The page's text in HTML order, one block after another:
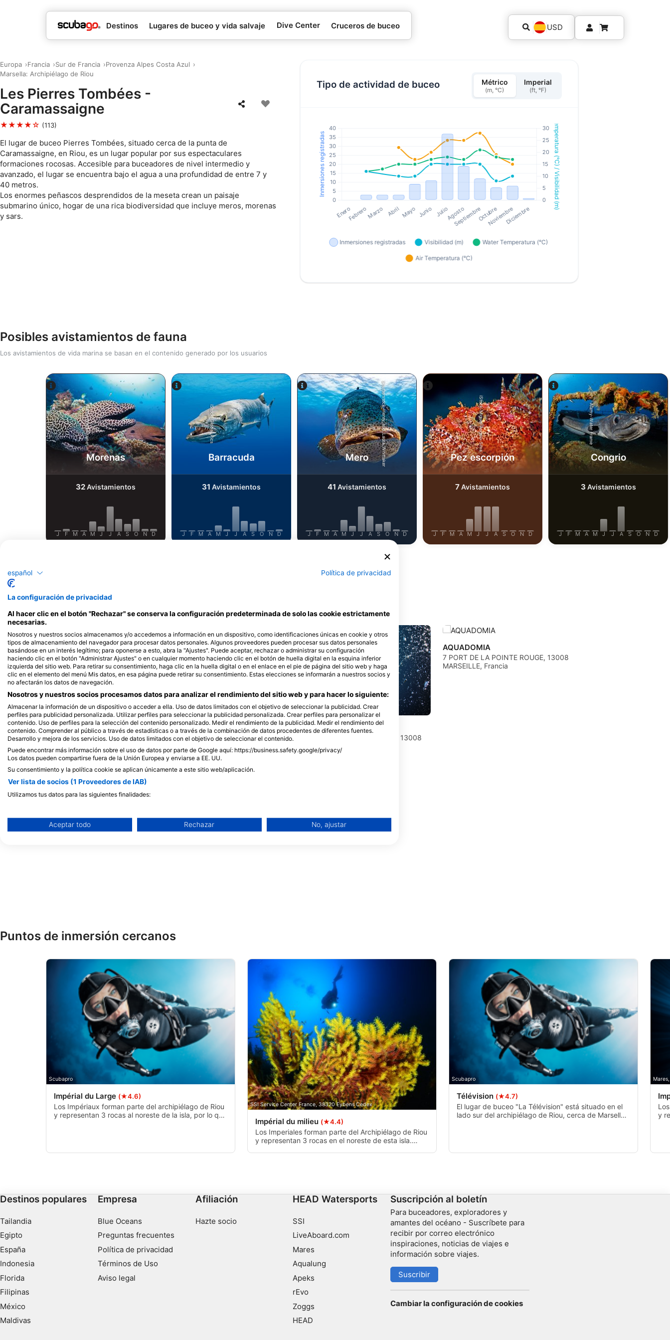
Destinos Lugares de buceo y vida salvaje Dive Center Cruceros de buceo USD
Europa Francia Sur de Francia
Provenza Alpes Costa Azul
Marsella: Archipiélago de Riou
Les Pierres Tombées -
Caramassaigne
★★★★☆ (113)
El lugar de buceo Pierres Tombées, situado cerca de la punta de
Caramassaigne, en Riou, es un lugar popular por sus espectaculares
formaciones rocosas. Accesible para buceadores de nivel intermedio y
avanzado, el lugar se encuentra bajo el agua a una profundidad de entre 7 y
40 metros.
Los enormes peñascos desprendidos de la meseta crean un paisaje
submarino único, hogar de una rica biodiversidad que incluye meros, morenas
y sars.
Tipo de actividad de buceo Métrico
(m, °C)
Imperial
(ft, °F)
Posibles avistamientos de fauna
Los avistamientos de vida marina se basan en el contenido generado por los usuarios
Alamy-WaterFrame
Morenas
32Avistamientos
J F M A M J J A S O N D
iStock-Global_Pics
Barracuda
31 Avistamientos
J F M A M J J A S O N D
Shutterstock-Henry_and_Laura_Whittaker
Mero
41 Avistamientos
J F M A M J J A S O N D
iStock-Miguel-Angelo-Silva.
Pez escorpión
7Avistamientos
J F M A M J J A S O N D
Alamy-Water Frame
Congrio
3 Avistamientos
J F M A M J J A S O N D
Dive Centers que ofrecen servicios en este lugar de buceo
ATELIER DE LA MER
Port de la Pointe Rouge, 13008
MARSEILLE, Francia
CIP Marseille
Port de la Pointe Rouge, 13008
MARSEILLE, Francia
PLONGEE TEK MARSEILLE
Atmos, Port de la Pointe Rouge, 13008
MARSEILLE, Francia
AQUADOMIA
7 PORT DE LA POINTE ROUGE, 13008
MARSEILLE, Francia
UCPA Cap Croisette
Puntos de inmersión cercanos
Scubapro
Impérial du Large (★4.6)
Los Impériaux forman parte del archipiélago de Riou
y representan 3 rocas al noreste de la isla, por lo que
SSI Service Center France, 38320 Eybens Cedex
Impérial du milieu (★4.4)
Los Imperiales forman parte del Archipiélago de Riou
y representan 3 rocas en el noreste de esta isla.
Scubapro
Télévision (★4.7)
El lugar de buceo "La Télévision" está situado en el
lado sur del archipiélago de Riou, cerca de Marsella.
y
Destinos populares
Tailandia
Egipto
España
Indonesia
Florida
Filipinas
México
Maldivas
Empresa
Blue Oceans
Preguntas frecuentes
Política de privacidad
Términos de Uso
Aviso legal
Afiliación
Hazte socio
HEAD Watersports
SSI
LiveAboard.com
Mares
Aqualung
Apeks
rEvo
Zoggs
HEAD
Suscripción al boletín
Para buceadores, exploradores y
amantes del océano - Suscríbete para
recibir por correo electrónico
inspiraciones, noticias de viajes e
información sobre viajes.
Suscribir
Cambiar la configuración de cookies
español Política de privacidad
La configuración de privacidad
Al hacer clic en el botón "Rechazar" se conserva la configuración predeterminada de solo las cookie estrictamente
necesarias.
Nosotros y nuestros socios almacenamos y/o accedemos a información en un dispositivo, como identificaciones únicas en cookie y otros
tipos de almacenamiento del navegador para procesar datos personales. Algunos proveedores pueden procesar sus datos personales
basándose en un interés legítimo; para oponerse a esto, abra la "Ajustes". Puede aceptar, rechazar o administrar su configuración
haciendo clic en el botón "Administrar Ajustes" o en cualquier momento haciendo clic en el botón de huella digital en la esquina inferior
izquierda del sitio web. Para retirar su consentimiento, haga clic en la huella digital o en el enlace en el pie de página del sitio web y haga
clic en el elemento del menú Mis datos, en esa página puede retirar su consentimiento. Estas elecciones se informarán a nuestros socios y
no afectarán los datos de navegación.
Nosotros y nuestros socios procesamos datos para analizar el rendimiento del sitio web y para hacer lo siguiente:
Almacenar la información de un dispositivo o acceder a ella. Uso de datos limitados con el objetivo de seleccionar la publicidad. Crear
perfiles para publicidad personalizada. Utilizar perfiles para seleccionar la publicidad personalizada. Crear perfiles para personalizar el
contenido. Uso de perfiles para la selección del contenido personalizado. Medir el rendimiento de la publicidad. Medir el rendimiento del
contenido. Comprender al público a través de estadísticas o a través de la combinación de datos procedentes de diferentes fuentes.
Desarrollo y mejora de los servicios. Uso de datos limitados con el objetivo de seleccionar el contenido.
Puede encontrar más información sobre el uso de datos por parte de Google aquí: https://business.safety.google/privacy/
Los datos pueden compartirse fuera de la Unión Europea y enviarse a EE. UU.
Su consentimiento y la política cookie se aplican únicamente a este sitio web/aplicación.
Ver lista de socios (1 Proveedores de IAB)
Utilizamos tus datos para las siguientes finalidades:
Almacenar la información en un dispositivo y/o acceder a ella
Medir el rendimiento del contenido
Comprender al público a través de estadísticas o a través de la combinación de datos
procedentes de diferentes fuentes
Desarrollo y mejora de los servicios
Uso de datos limitados con el objetivo de seleccionar el contenido
Características especiales de la IAB:
Utilizar datos de localización geográfica precisa
Identificar los dispositivos en función de la información solicitada activamente
Fines de tratamiento ajenos a la OIA:
Aceptar todo Rechazar No, ajustar